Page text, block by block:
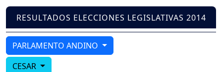
RESULTADOS ELECCIONES LEGISLATIVAS 2014
PARLAMENTO ANDINO
CESAR